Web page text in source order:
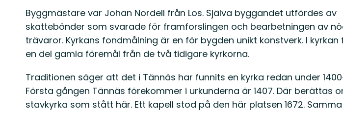
Byggmästare var Johan Nordell från Los. Själva byggandet utfördes av
skattebönder som svarade för framforslingen och bearbetningen av
trävaror. Kyrkans fondmålning är en för bygden unikt konstverk. I kyrkan
en del gamla föremål från de två tidigare kyrkorna.
Traditionen säger att det i Tännäs har funnits en kyrka redan under
Första gången Tännäs förekommer i urkunderna är 1407. Där berättas
stavkyrka som stått här. Ett kapell stod på den här platsen 1672.